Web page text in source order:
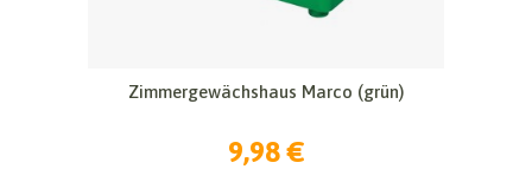
Zimmergewächshaus Marco (grün)
9,98 €